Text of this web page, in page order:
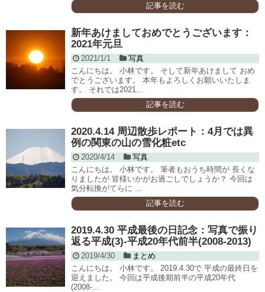
記事を読む
新年あけましておめでとうございます：
2021年元旦
2021/1/1
写真
こんにちは。 小林です。 そして新年あけまして おめ
でとうございます。 本年もよろしくお願いいたしま
す。 それでは2021...
記事を読む
2020.4.14 周辺散歩レポート：4月では異
例の関東の山の雪化粧etc
2020/4/14
写真
こんにちは。 小林です。 筆者もおうち時間が 長くな
りましたが 皆様いかがお過ごしでしょうか？ 今回は
気分転換がてらに ...
記事を読む
2019.4.30 平成最後の日記念：写真で振り
返る平成(3)-平成20年代前半(2008-2013)
2019/4/30
まとめ
こんにちは。 小林です。 2019.4.30で 平成の最終日を
迎えました。 今回は平成後期前半の平成20年代
(2008-...